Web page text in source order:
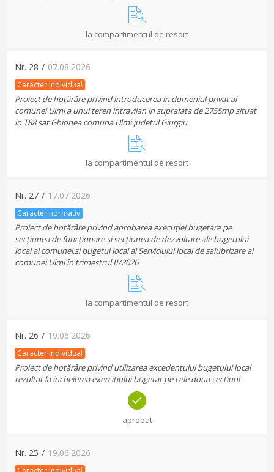
la compartimentul de resort
Nr. 28 / 07.08.2026
Caracter individual
Proiect de hotărâre privind introducerea in domeniul privat al
comunei Ulmi a unui teren intravilan in suprafata de 2755mp situat
in T88 sat Ghionea comuna Ulmi judetul Giurgiu
la compartimentul de resort
Nr. 27 / 17.07.2026
Caracter normativ
Proiect de hotărâre privind aprobarea execuției bugetare pe
secțiunea de funcționare și secțiunea de dezvoltare ale bugetului
local al comunei,si bugetul local al Serviciului local de salubrizare al
comunei Ulmi în trimestrul II/2026
la compartimentul de resort
Nr. 26 / 19.06.2026
Caracter individual
Proiect de hotărâre privind utilizarea excedentului bugetului local
rezultat la incheierea exercitiului bugetar pe cele doua sectiuni
aprobat
Nr. 25 / 19.06.2026